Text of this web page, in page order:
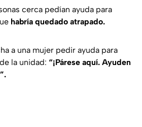
cerca pedían ayuda para
habría quedado atrapado.
a una mujer pedir ayuda para
la unidad: “¡Párese aquí. Ayuden